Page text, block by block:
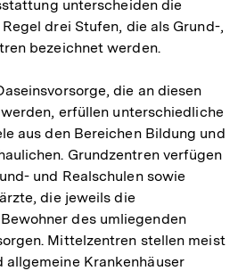
Fußnote
unterscheiden die
drei Stufen, die als Grund-,
bezeichnet werden.
die an diesen
erfüllen unterschiedliche
aus den Bereichen Bildung und
Grundzentren verfügen
und Realschulen sowie
die jeweils die
des umliegenden
Mittelzentren stellen meist
allgemeine Krankenhäuser